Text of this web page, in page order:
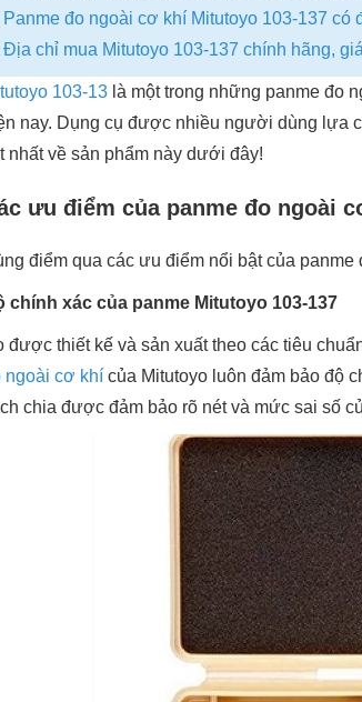
Panme đo ngoài cơ khí Mitutoyo 103-137 có
Địa chỉ mua Mitutoyo 103-137 chính hãng,
103-13 là một trong những panme đo
nay. Dụng cụ được nhiều người dùng lựa
nhất về sản phẩm này dưới đây!
ưu điểm của panme đo ngoài
điểm qua các ưu điểm nổi bật của
chính xác của panme Mitutoyo 103-137
được thiết kế và sản xuất theo các tiêu
ngoài cơ khí của Mitutoyo luôn đảm bảo độ
chia được đảm bảo rõ nét và mức sai số